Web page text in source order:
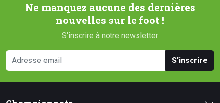
Ne manquez aucune des dernières
nouvelles sur le foot !
S'inscrire à notre newsletter
S'inscrire